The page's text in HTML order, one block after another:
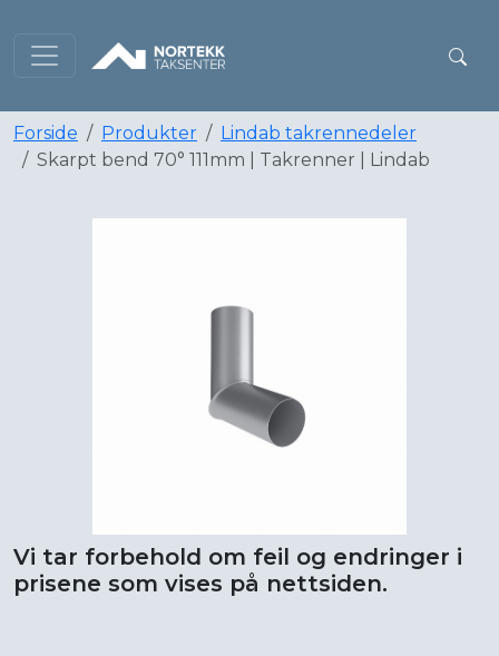
Forside Produkter
Lindab takrennedeler
Skarpt bend 70° 111mm | Takrenner | Lindab
Vi tar forbehold om feil og endringer i
prisene som vises på nettsiden.